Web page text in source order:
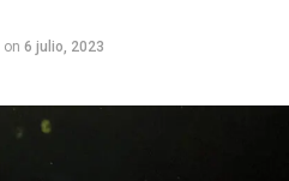
on 6 julio, 2023